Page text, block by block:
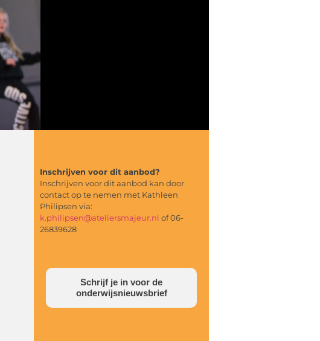
Inschrijven voor dit aanbod?
Inschrijven voor dit aanbod kan door
contact op te nemen met Kathleen
Philipsen via:
k.philipsen@ateliersmajeur.nl of 06-
26839628
Schrijf je in voor de
onderwijsnieuwsbrief